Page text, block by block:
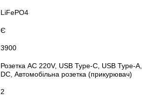
LiFePO4
Є
3900
Розетка AC 220V, USB Type-C, USB Type-A,
DC, Автомобільна розетка (прикурювач)
2